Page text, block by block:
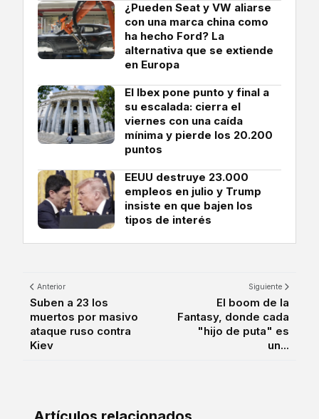
¿Pueden Seat y VW aliarse
con una marca china como
ha hecho Ford? La
alternativa que se extiende
en Europa
El Ibex pone punto y final a
su escalada: cierra el
viernes con una caída
mínima y pierde los 20.200
puntos
EEUU destruye 23.000
empleos en julio y Trump
insiste en que bajen los
tipos de interés
Anterior
Suben a 23 los
muertos por masivo
ataque ruso contra
Kiev
Siguiente
El boom de la
Fantasy, donde cada
"hijo de puta" es
un...